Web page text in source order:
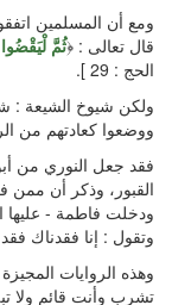
ومع أن المسلمين
قال تعالى : ﴿ثُمَّ
الحج : 29 ].
ولكن شيوخ الشيعة :
ووضعوا كعادتهم من
فقد جعل النوري من
القبور، وذكر أن
ودخلت فاطمة - عليها
وتقول : إنا فقدناك
وهذه الروايات
تشرب وأنت قائم ولا